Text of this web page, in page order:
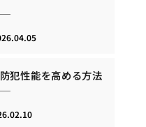
犯性能を高める方法